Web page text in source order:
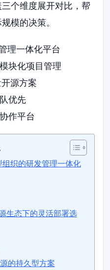
个维度展开对比，帮
模的决策。
理一体化平台
块化项目管理
源方案
优先
作平台
织的研发管理一体化
生态下的灵活部署选
的持久型方案